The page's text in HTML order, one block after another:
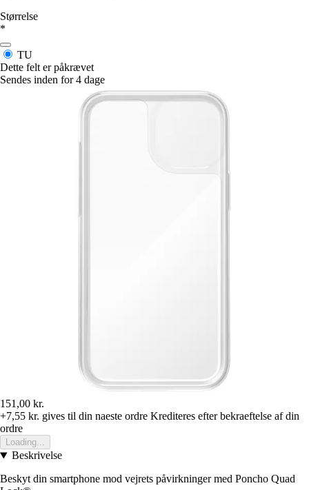
Størrelse
*
TU
Dette felt er påkrævet
Sendes inden for 4 dage
151,00 kr.
+7,55 kr. gives til din naeste ordre Krediteres efter bekraeftelse af din
ordre
Loading...
Beskrivelse
Beskyt din smartphone mod vejrets påvirkninger med Poncho Quad